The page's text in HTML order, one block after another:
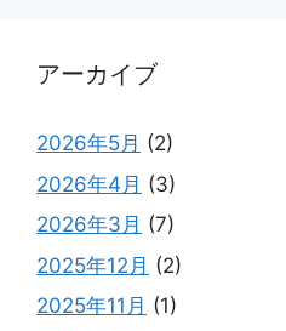
アーカイブ
2026年5月 (2)
2026年4月 (3)
2026年3月 (7)
2025年12月 (2)
2025年11月 (1)